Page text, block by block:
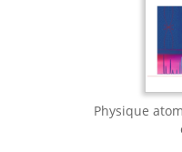
Physique